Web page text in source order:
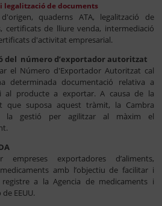
legalització de documents
d'origen, quaderns ATA, legalització de
certificats de lliure venda, intermediació
d'activitat empresarial.
del número d’exportador autoritzat
el Número d'Exportador Autoritzat cal
determinada documentació relativa a
al producte a exportar. A causa de la
que suposa aquest tràmit, la Cambra
la gestió per agilitzar al màxim el
empreses exportadores d’aliments,
amb l’objectiu de facilitar i
a la Agencia de medicaments i
EEUU.